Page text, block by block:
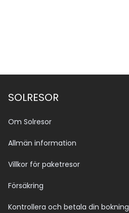
SOLRESOR
Om Solresor
Allmän information
Villkor för paketresor
Försäkring
Kontrollera och betala din bokning